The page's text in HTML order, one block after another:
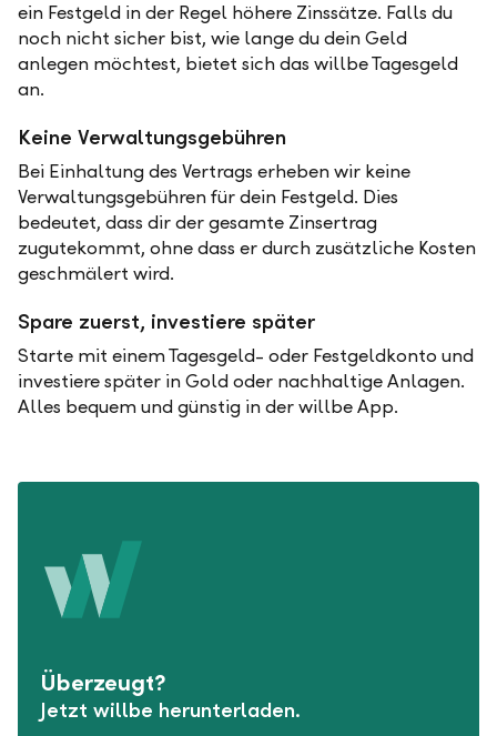
ein Festgeld in der Regel höhere Zinssätze. Falls du
noch nicht sicher bist, wie lange du dein Geld
anlegen möchtest, bietet sich das willbe Tagesgeld
an.
Keine Verwaltungsgebühren
Bei Einhaltung des Vertrags erheben wir keine
Verwaltungsgebühren für dein Festgeld. Dies
bedeutet, dass dir der gesamte Zinsertrag
zugutekommt, ohne dass er durch zusätzliche Kosten
geschmälert wird.
Spare zuerst, investiere später
Starte mit einem Tagesgeld- oder Festgeldkonto und
investiere später in Gold oder nachhaltige Anlagen.
Alles bequem und günstig in der willbe App.
Überzeugt?
Jetzt willbe herunterladen.